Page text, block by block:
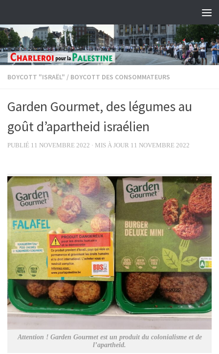
BOYCOTT "ISRAËL" / BOYCOTT DES CONSOMMATEURS
Garden Gourmet, des légumes au
goût d’apartheid israélien
PUBLIÉ 11 NOVEMBRE 2022 · MIS À JOUR 11 NOVEMBRE 2022
Attention ! Garden Gourmet est un produit du colonialisme et de
l’apartheid.